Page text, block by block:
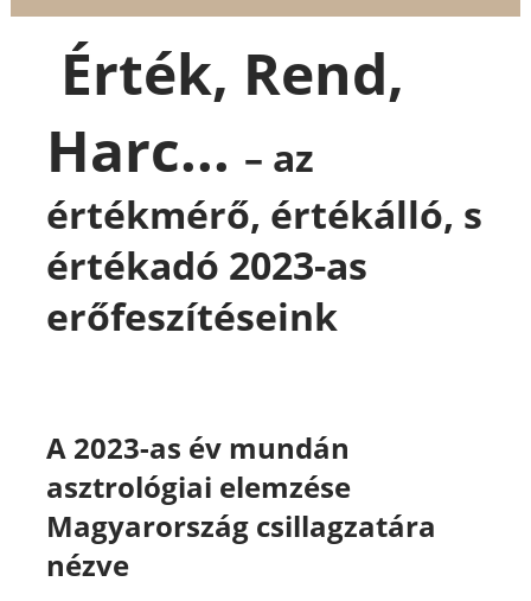
Érték, Rend,
Harc... – az
értékmérő, értékálló, s
értékadó 2023-as
erőfeszítéseink
A 2023-as év mundán
asztrológiai elemzése
Magyarország csillagzatára
nézve